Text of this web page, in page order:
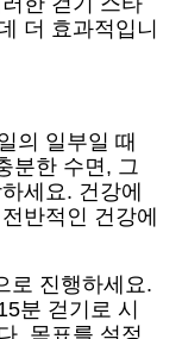
더 효과적입니
의 일부일 때
분한 수면, 그
세요. 건강에
반적인 건강에
로 진행하세요.
분 걷기로 시